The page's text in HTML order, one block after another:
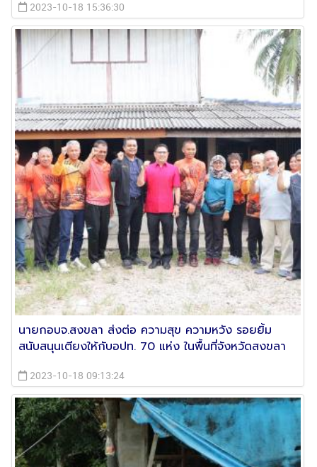
2023-10-18 15:36:30
นายกอบจ.สงขลา ส่งต่อ ความสุข ความหวัง รอยยิ้ม
สนับสนุนเตียงให้กับอปท. 70 แห่ง ในพื้นที่จังหวัดสงขลา
2023-10-18 09:13:24